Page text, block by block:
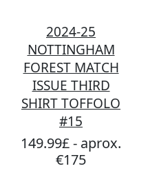
2024-25
NOTTINGHAM
FOREST MATCH
ISSUE THIRD
SHIRT TOFFOLO
#15
149.99£ - aprox.
€175